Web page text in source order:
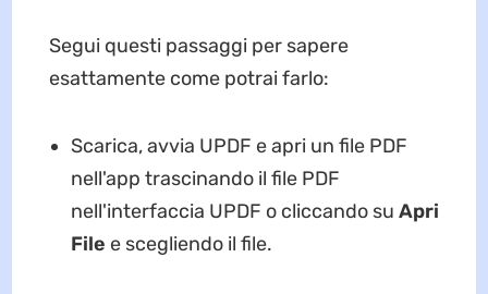
Segui questi passaggi per sapere
esattamente come potrai farlo:
Scarica, avvia UPDF e apri un file PDF
nell'app trascinando il file PDF
nell'interfaccia UPDF o cliccando su Apri
File e scegliendo il file.